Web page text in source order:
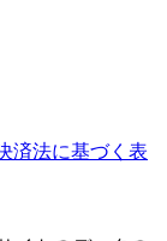
済法に基づく表